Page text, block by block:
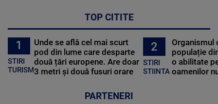
TOP CITITE
1
STIRI
TURISM
Unde se află cel mai scurt
pod din lume care desparte
două țări europene. Are doar
3 metri și două fusuri orare
2
STIRI
STIINTA
Organismul
populație
o abilitate
oamenilor
PARTENERI